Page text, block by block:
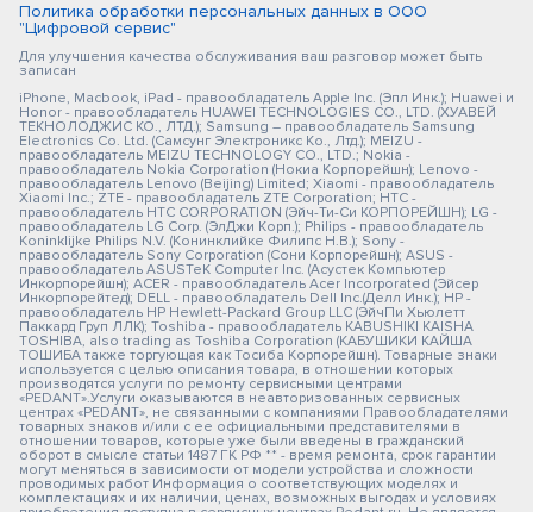
Политика обработки персональных данных в ООО
"Цифровой сервис"
Для улучшения качества обслуживания ваш разговор может быть
записан
iPhone, Macbook, iPad - правообладатель Apple Inc. (Эпл Инк.); Huawei и
Honor - правообладатель HUAWEI TECHNOLOGIES CO., LTD. (ХУАВЕЙ
ТЕКНОЛОДЖИС КО., ЛТД.); Samsung – правообладатель Samsung
Electronics Co. Ltd. (Самсунг Электроникс Ко., Лтд.); MEIZU -
правообладатель MEIZU TECHNOLOGY CO., LTD.; Nokia -
правообладатель Nokia Corporation (Нокиа Корпорейшн); Lenovo -
правообладатель Lenovo (Beijing) Limited; Xiaomi - правообладатель
Xiaomi Inc.; ZTE - правообладатель ZTE Corporation; HTC -
правообладатель HTC CORPORATION (Эйч-Ти-Си КОРПОРЕЙШН); LG -
правообладатель LG Corp. (ЭлДжи Корп.); Philips - правообладатель
Koninklijke Philips N.V. (Конинклийке Филипс Н.В.); Sony -
правообладатель Sony Corporation (Сони Корпорейшн); ASUS -
правообладатель ASUSTeK Computer Inc. (Асустек Компьютер
Инкорпорейшн); ACER - правообладатель Acer Incorporated (Эйсер
Инкорпорейтед); DELL - правообладатель Dell Inc.(Делл Инк.); HP -
правообладатель HP Hewlett-Packard Group LLC (ЭйчПи Хьюлетт
Паккард Груп ЛЛК); Toshiba - правообладатель KABUSHIKI KAISHA
TOSHIBA, also trading as Toshiba Corporation (КАБУШИКИ КАЙША
ТОШИБА также торгующая как Тосиба Корпорейшн). Товарные знаки
используется с целью описания товара, в отношении которых
производятся услуги по ремонту сервисными центрами
«PEDANT».Услуги оказываются в неавторизованных сервисных
центрах «PEDANT», не связанными с компаниями Правообладателями
товарных знаков и/или с ее официальными представителями в
отношении товаров, которые уже были введены в гражданский
оборот в смысле статьи 1487 ГК РФ ** - время ремонта, срок гарантии
могут меняться в зависимости от модели устройства и сложности
проводимых работ Информация о соответствующих моделях и
комплектациях и их наличии, ценах, возможных выгодах и условиях